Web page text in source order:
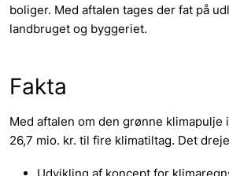
boliger. Med aftalen tages der fat på
landbruget og byggeriet.
Fakta
Med aftalen om den grønne
26,7 mio. kr. til fire klimatiltag. Det